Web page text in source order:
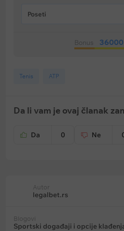
Bonus
Poseti
Tenis ATP
Da li vam je ovaj članak
Da 0 Ne
Autor
legalbet.rs
Blogovi
Sportski događaji i opcije